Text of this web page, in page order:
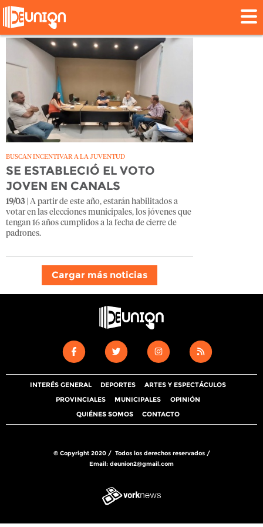
Tag: ORDENANZA
BUSCAN INCENTIVAR A LA JUVENTUD
SE ESTABLECIÓ EL VOTO
JOVEN EN CANALS
19/03| A partir de este año, estarán habilitados a
votar en las elecciones municipales, los jóvenes que
tengan 16 años cumplidos a la fecha de cierre de
padrones.
Cargar más noticias
INTERÉS GENERAL DEPORTES
ARTES Y ESPECTÁCULOS
PROVINCIALES
MUNICIPALES
OPINIÓN
QUIÉNES SOMOS
CONTACTO
© Copyright 2020 / Todos los derechos reservados /
Email: deunion2@gmail.com